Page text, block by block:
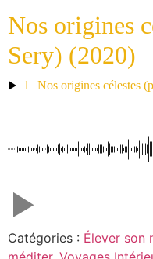
Nos origines
Sery) (2020)
1 Nos origines célestes
Catégories : Élever son